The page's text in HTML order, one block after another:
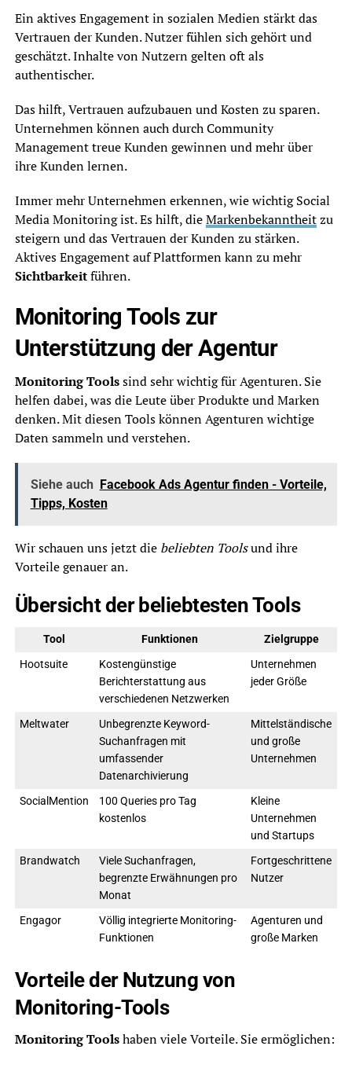
Ein aktives Engagement in sozialen Medien stärkt das
Vertrauen der Kunden. Nutzer fühlen sich gehört und
geschätzt. Inhalte von Nutzern gelten oft als
authentischer.
Das hilft, Vertrauen aufzubauen und Kosten zu sparen.
Unternehmen können auch durch Community
Management treue Kunden gewinnen und mehr über
ihre Kunden lernen.
Immer mehr Unternehmen erkennen, wie wichtig Social
Media Monitoring ist. Es hilft, dieMarkenbekanntheitzu
steigern und das Vertrauen der Kunden zu stärken.
Aktives Engagement auf Plattformen kann zu mehr
Sichtbarkeitführen.
Monitoring Tools zur
Unterstützung der Agentur
Monitoring Toolssind sehr wichtig für Agenturen. Sie
helfen dabei, was die Leute über Produkte und Marken
denken. Mit diesen Tools können Agenturen wichtige
Daten sammeln und verstehen.
Siehe auch Facebook Ads Agentur finden - Vorteile,
Tipps, Kosten
Wir schauen uns jetzt die beliebten Toolsund ihre
Vorteile genauer an.
Übersicht der beliebtesten Tools
Tool Funktionen
Zielgruppe
Hootsuite
Kostengünstige
Berichterstattung aus
verschiedenen Netzwerken
Unternehmen
jeder Größe
Meltwater
Unbegrenzte Keyword-
Suchanfragen mit
umfassender
Datenarchivierung
Mittelständische
und große
Unternehmen
SocialMention
100 Queries pro Tag
kostenlos
Kleine
Unternehmen
und Startups
Brandwatch
Viele Suchanfragen,
begrenzte Erwähnungen pro
Monat
Fortgeschrittene
Nutzer
Engagor
Völlig integrierte Monitoring-
Funktionen
Agenturen und
große Marken
Vorteile der Nutzung von
Monitoring-Tools
Monitoring Toolshaben viele Vorteile. Sie ermöglichen: